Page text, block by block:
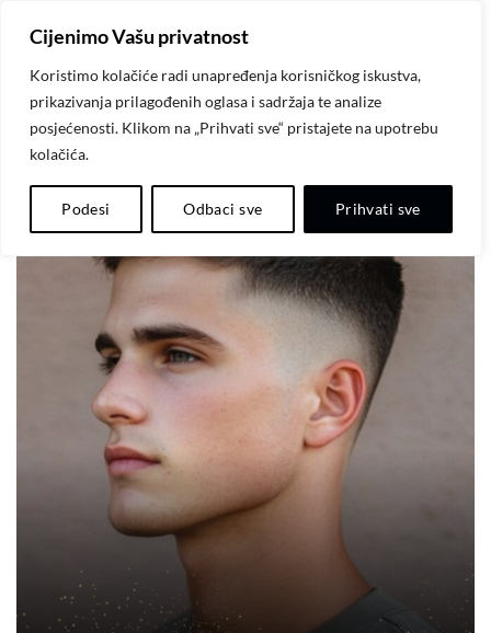
Cijenimo Vašu privatnost
Koristimo kolačiće radi unapređenja korisničkog iskustva,
prikazivanja prilagođenih oglasa i sadržaja te analize
posjećenosti. Klikom na „Prihvati sve“ pristajete na upotrebu
kolačića.
Podesi Odbaci sve Prihvati sve
content
-20%
Dodaj
listu